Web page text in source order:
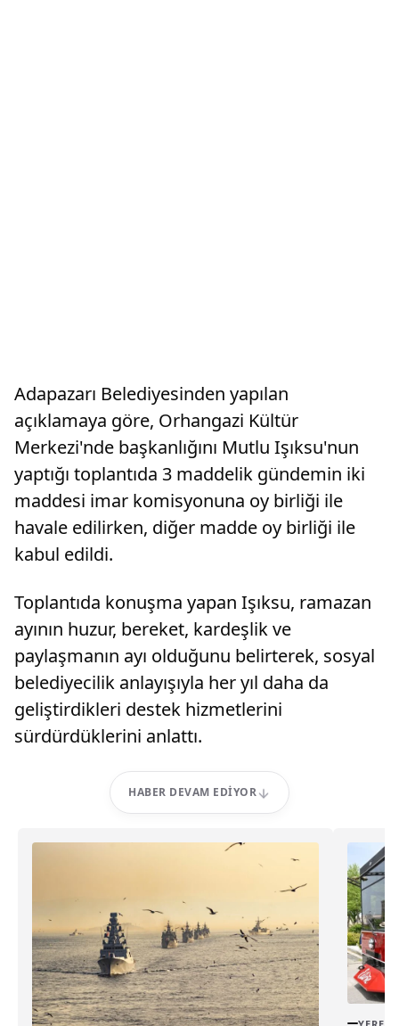
Adapazarı Belediyesinden yapılan
açıklamaya göre, Orhangazi Kültür
Merkezi'nde başkanlığını Mutlu Işıksu'nun
yaptığı toplantıda 3 maddelik gündemin iki
maddesi imar komisyonuna oy birliği ile
havale edilirken, diğer madde oy birliği ile
kabul edildi.
Toplantıda konuşma yapan Işıksu, ramazan
ayının huzur, bereket, kardeşlik ve
paylaşmanın ayı olduğunu belirterek, sosyal
belediyecilik anlayışıyla her yıl daha da
geliştirdikleri destek hizmetlerini
sürdürdüklerini anlattı.
HABER DEVAM EDIYOR